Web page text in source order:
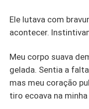
Ele lutava com
acontecer.
Meu corpo suava
gelada. Sentia a
mas meu coração
tiro ecoava na